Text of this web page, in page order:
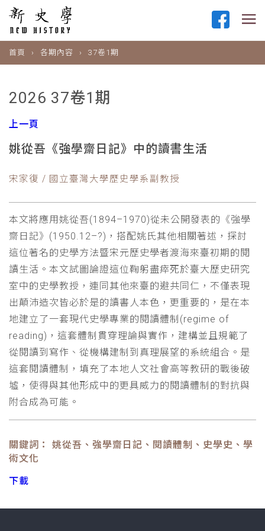
首頁 各期內容 37卷1期
2026 37卷1期
上一頁
姚從吾《強學齋日記》中的讀書生活
宋家復 / 國立臺灣大學歷史學系副教授
本文將應用姚從吾(1894–1970)從未公開發表的《強學
齋日記》(1950.12–?)，搭配姚氏其他相關著述，探討
這位著名的史學方法暨宋元歷史學者渡海來臺初期的閱
讀生活。本文試圖論證這位鞠躬盡瘁死於臺大歷史研究
室中的史學教授，連同其他來臺的避共同仁，不僅表現
出顛沛造次皆必於是的讀書人本色，更重要的，是在本
地建立了一套現代史學專業的閱讀體制(regime of
reading)，這套體制貫穿理論與實作，建構並且規範了
從閱讀到寫作、從機構建制到真理展望的系統組合。是
這套閱讀體制，填充了本地人文社會高等教研的戰後破
墟，使得與其他形成中的更具威力的閱讀體制的對抗與
附合成為可能。
關鍵詞： 姚從吾、強學齋日記、閱讀體制、史學史、學
術文化
下載